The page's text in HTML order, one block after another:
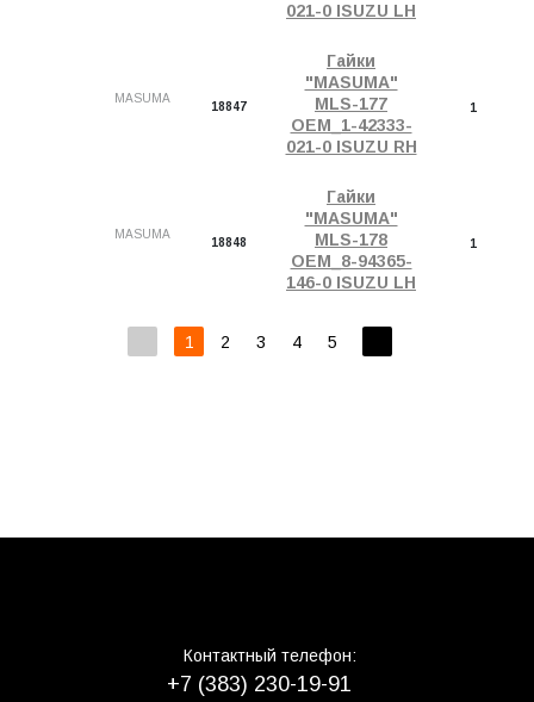
021-0 ISUZU LH
MASUMA
18847
Гайки
"MASUMA"
MLS-177
OEM_1-42333-
021-0 ISUZU RH
1
MASUMA
18848
Гайки
"MASUMA"
MLS-178
OEM_8-94365-
146-0 ISUZU LH
1
1 2 3 4 5
Контактный телефон:
+7 (383) 230-19-91